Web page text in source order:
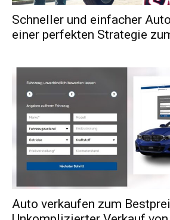
Schneller und einfacher
einer perfekten Strategie
Auto verkaufen zum